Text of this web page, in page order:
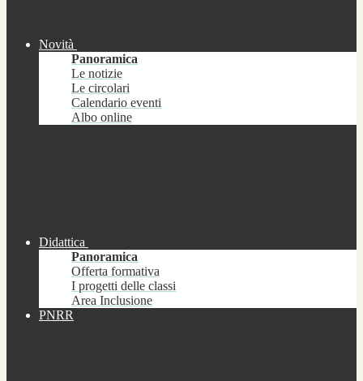
Novità
Panoramica
Le notizie
Le circolari
Calendario eventi
Albo online
Didattica
Panoramica
Offerta formativa
I progetti delle classi
Area Inclusione
PNRR